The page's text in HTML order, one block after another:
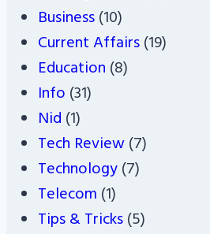
Business(10)
Current Affairs(19)
Education (8)
Info (31)
Nid (1)
Tech Review(7)
Technology(7)
Telecom (1)
Tips & Tricks(5)